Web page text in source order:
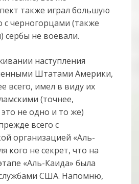
также играл большую
с черногорцами (также
сербы не воевали.
наступления
Штатами Америки,
всего, имел в виду их
(точнее,
не одно и то же)
всего с
организацией «Аль-
кого не секрет, что на
«Аль-Каида» была
США. Напомню,